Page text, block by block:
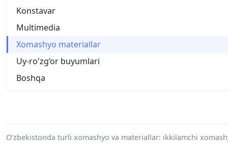
Konstavar
Multimedia
Xomashyo materiallar
Uy-ro'zg‘or buyumlari
Boshqa
O'zbekistonda turli xomashyo va materiallar: ikkilamchi